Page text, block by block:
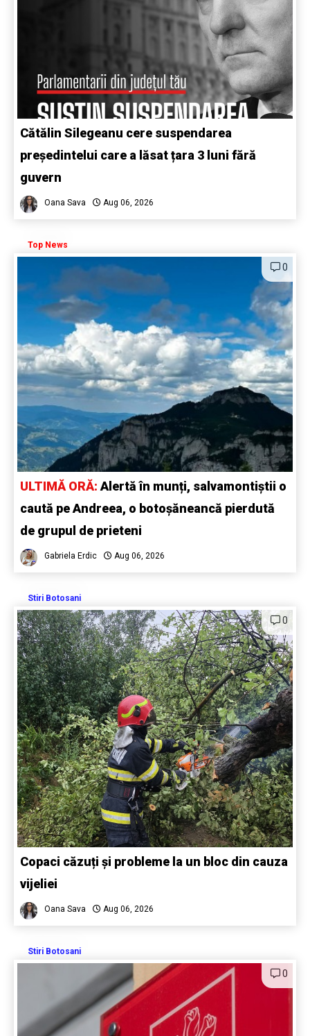
Cătălin Silegeanu cere suspendarea
președintelui care a lăsat țara 3 luni fără
guvern
Oana Sava Aug 06, 2026
Top News
0
ULTIMĂ ORĂ:Alertă în munți, salvamontiștii o
caută pe Andreea, o botoșăneancă pierdută
de grupul de prieteni
Gabriela Erdic Aug 06, 2026
Stiri Botosani
0
Copaci căzuți și probleme la un bloc din cauza
vijeliei
Oana Sava Aug 06, 2026
Stiri Botosani
0